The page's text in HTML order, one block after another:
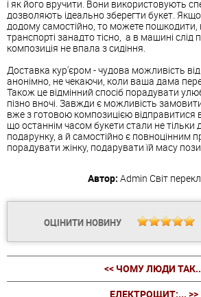
і як його вручити Вони використовують
дозволяють ідеальнозберегти букет Якщо
додомусамостійно то можете пошкодити
транспорті занадтотісно а в машині слід
композиція не впала зсидіння
Доставка кур'єром-чудова можливість
анонімно нечекаючи коли ваша дама
Також це відмінний спосіб порадувати
пізно вночі Завжди є можливість
вжез готовою композицією відправитися
щоостаннімчасомбукети стали нетільки
подарунку, а й самостійноє повноцінним
порадувати жінку, подарувати їй масу
Автор: Admin Світ
ОЦІНИТИ НОВИНУ
<< ЧОМУ ЛЮДИ
ЕЛЕКТРОЩИТ:... >>